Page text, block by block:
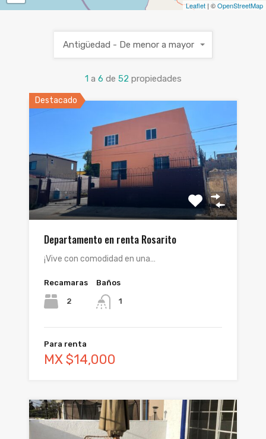
Leaflet | ©OpenStreetMap
1 a 6 de 52 propiedades
Antigüedad - De menor a mayor
Destacado
Departamento en renta Rosarito
¡Vive con comodidad en una…
Recamaras
2
Baños
1
Para renta
MX $14,000